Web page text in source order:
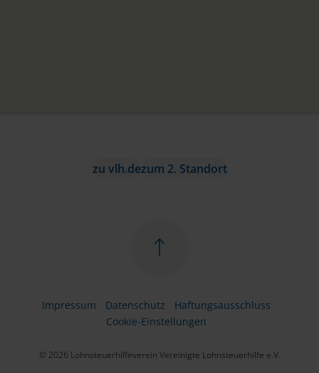
zu vlh.dezum 2. Standort
Impressum Datenschutz
Haftungsausschluss
Cookie-Einstellungen
© 2026 Lohnsteuerhilfeverein Vereinigte Lohnsteuerhilfe e.V.